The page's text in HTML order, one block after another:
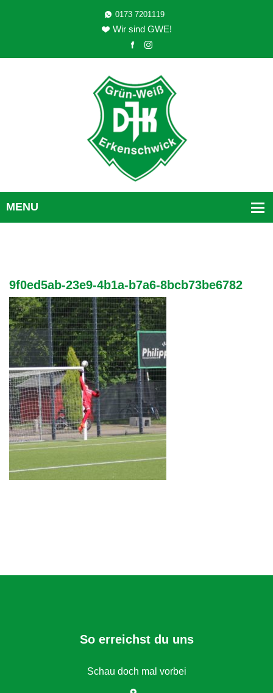
0173 7201119
Wir sind GWE!
9f0ed5ab-23e9-4b1a-b7a6-8bcb73be6782
So erreichst du uns
Schau doch mal vorbei